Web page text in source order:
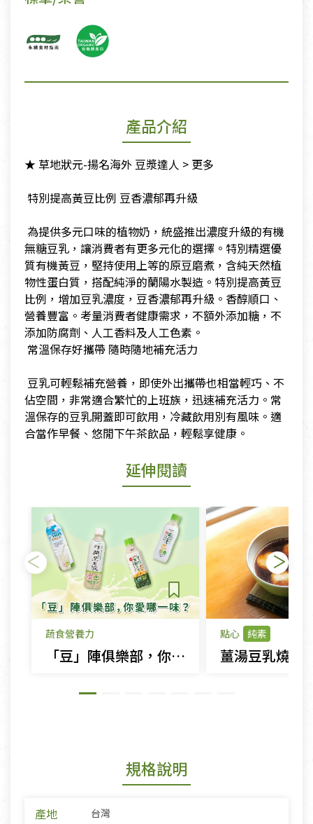
產品介紹
★ 草地狀元-揚名海外 豆漿達人 > 更多
​ 特別提高黃豆比例 豆香濃郁再升級
​ 為提供多元口味的植物奶，統盛推出濃度升級的有機
無糖豆乳，讓消費者有更多元化的選擇。特別精選優
質有機黃豆，堅持使用上等的原豆磨煮，含純天然植
物性蛋白質，搭配純淨的蘭陽水製造。特別提高黃豆
比例，增加豆乳濃度，豆香濃郁再升級。香醇順口、
營養豐富。考量消費者健康需求，不額外添加糖，不
添加防腐劑、人工香料及人工色素。
​ 常溫保存好攜帶 隨時隨地補充活力
​ 豆乳可輕鬆補充營養，即使外出攜帶也相當輕巧、不
佔空間，非常適合繁忙的上班族，迅速補充活力。常
溫保存的豆乳開蓋即可飲用，冷藏飲用別有風味。適
合當作早餐、悠閒下午茶飲品，輕鬆享健康。
延伸閱讀
蔬食營養力
「豆」陣俱樂部，你愛哪一味？
點心 純素
薑湯豆乳燒麻
規格說明
產地 台灣